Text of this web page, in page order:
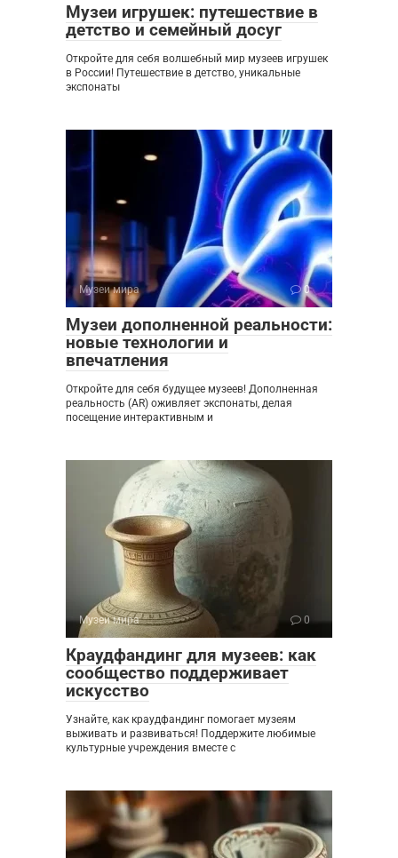
Музеи игрушек: путешествие в
детство и семейный досуг
Откройте для себя волшебный мир музеев игрушек
в России! Путешествие в детство, уникальные
экспонаты
Музеи мира 0
Музеи дополненной реальности:
новые технологии и
впечатления
Откройте для себя будущее музеев! Дополненная
реальность (AR) оживляет экспонаты, делая
посещение интерактивным и
Музеи мира 0
Краудфандинг для музеев: как
сообщество поддерживает
искусство
Узнайте, как краудфандинг помогает музеям
выживать и развиваться! Поддержите любимые
культурные учреждения вместе с